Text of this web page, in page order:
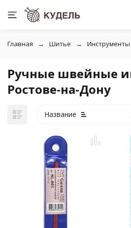
Главная Шитье
Ручные швейные
Ростове-на-Дону
Название